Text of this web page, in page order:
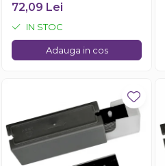
72,09 Lei
IN STOC
Adauga in cos